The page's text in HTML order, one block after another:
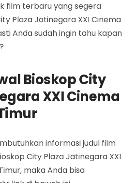
film terbaru yang segera
Plaza Jatinegara XXI Cinema
Anda sudah ingin tahu kapan
Bioskop City
XXI Cinema
informasi judul film
City Plaza Jatinegara XXI
maka Anda bisa